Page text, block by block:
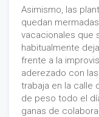
Asimismo, las
quedan
vacacionales que
habitualmente
frente a la
aderezado con
trabaja en la calle
de peso todo el
ganas de